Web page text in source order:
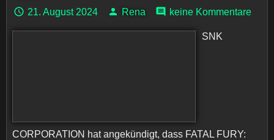
21. August 2024 Rena keine Kommentare
SNK
CORPORATION hat angekündigt, dass FATAL FURY: